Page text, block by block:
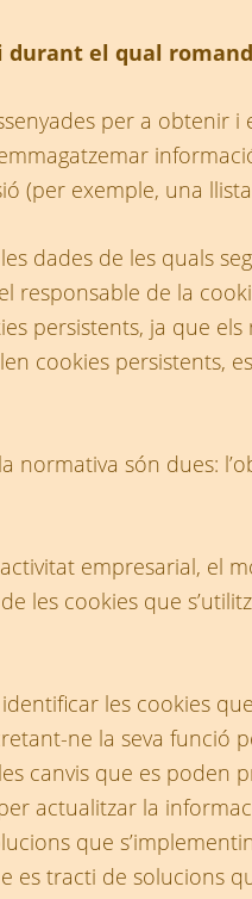
durant el qual
per a obtenir
(per exemple, una
dades de les quals
de la
persistents, ja que
cookies
normativa són dues:
empresarial, el
les cookies que
les cookies
ne la seva funció
canvis que es
actualitzar la
que
es tracti de solucions